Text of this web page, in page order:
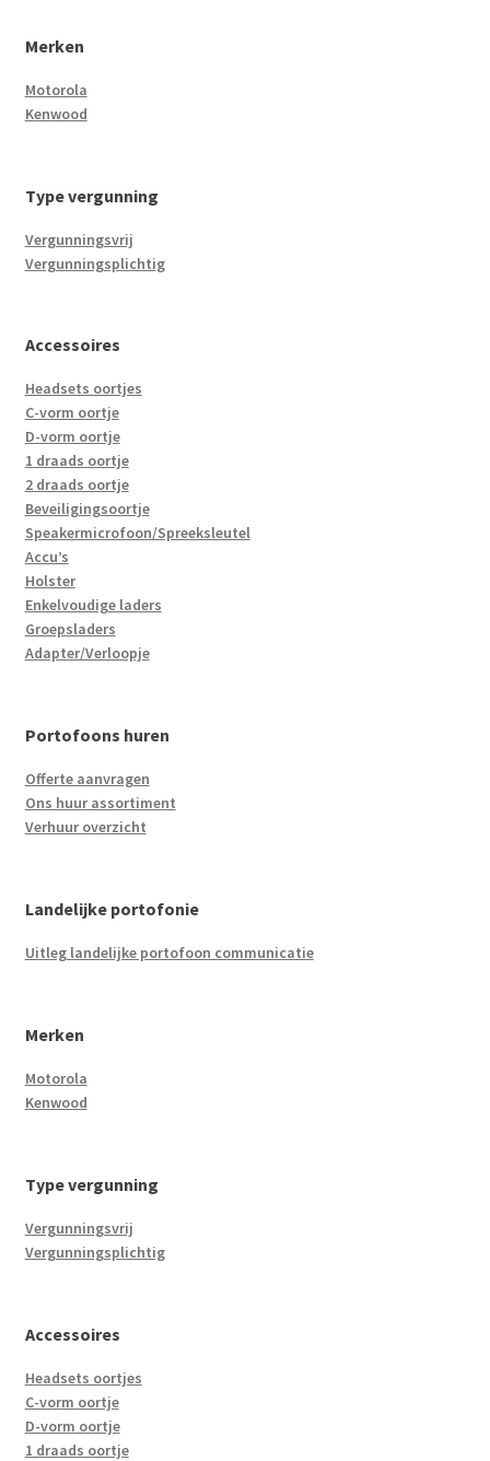
Merken
Motorola
Kenwood
Type vergunning
Vergunningsvrij
Vergunningsplichtig
Accessoires
Headsets oortjes
C-vorm oortje
D-vorm oortje
1 draads oortje
2 draads oortje
Beveiligingsoortje
Speakermicrofoon/Spreeksleutel
Accu’s
Holster
Enkelvoudige laders
Groepsladers
Adapter/Verloopje
Portofoons huren
Offerte aanvragen
Ons huur assortiment
Verhuur overzicht
Landelijke portofonie
Uitleg landelijke portofoon communicatie
Merken
Motorola
Kenwood
Type vergunning
Vergunningsvrij
Vergunningsplichtig
Accessoires
Headsets oortjes
C-vorm oortje
D-vorm oortje
1 draads oortje